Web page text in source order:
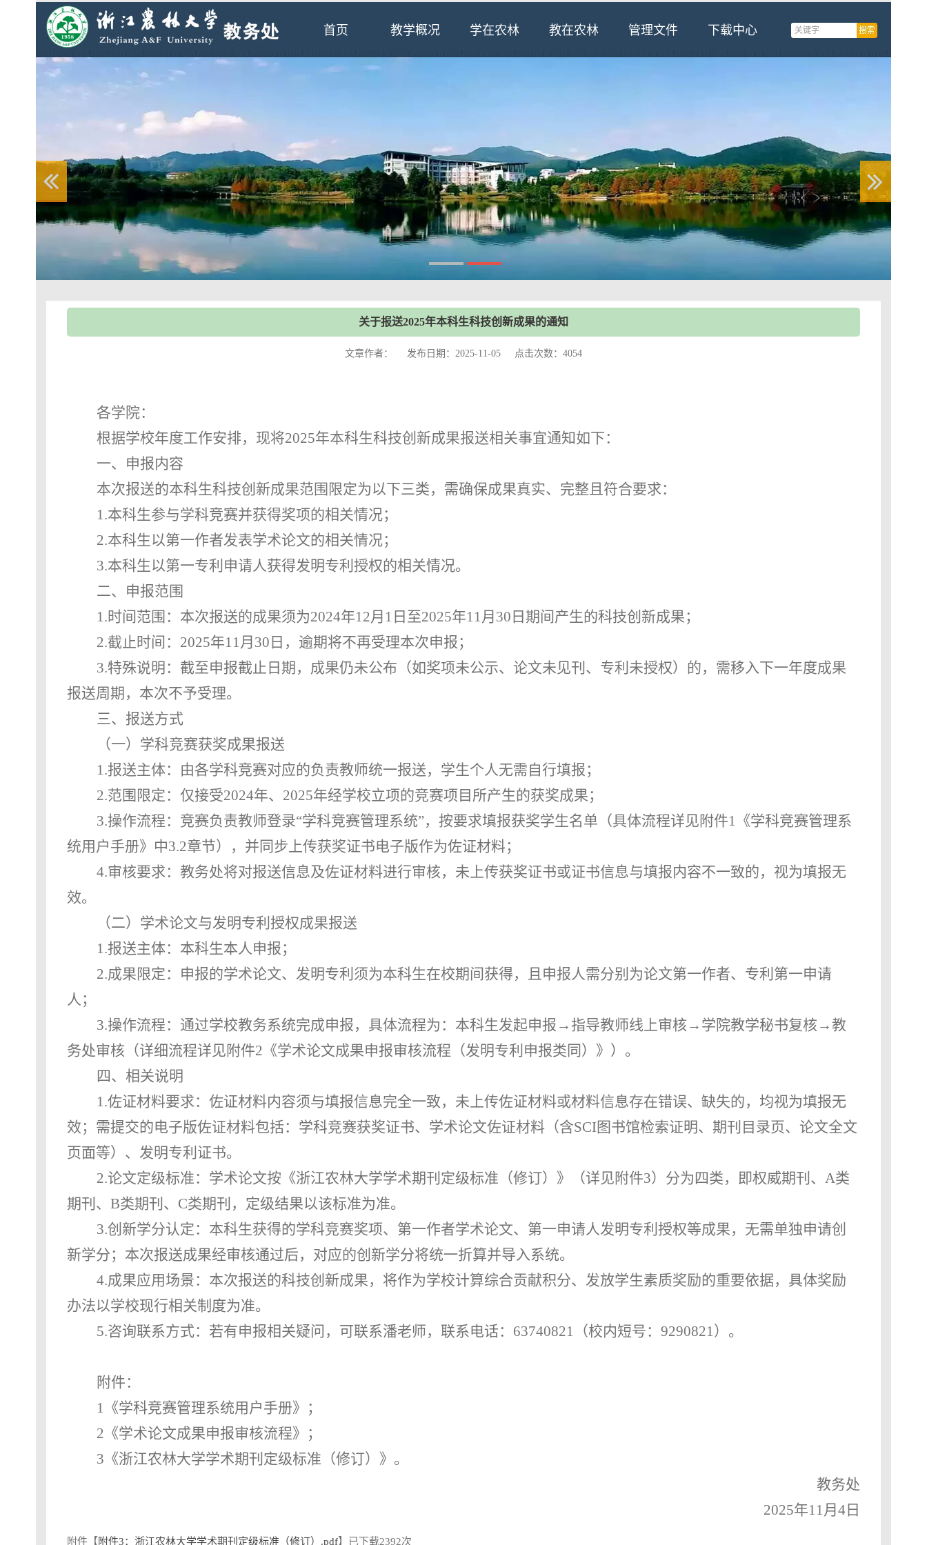
首页 教学概况 学在农林 教在农林 管理文件 下载中心
关于报送2025年本科生科技创新成果的通知
文章作者： 发布日期：2025-11-05 点击次数： 4054
各学院：
根据学校年度工作安排，现将2025年本科生科技创新成果报送相关事宜通知如下：
一、申报内容
本次报送的本科生科技创新成果范围限定为以下三类，需确保成果真实、完整且符合要求：
1.本科生参与学科竞赛并获得奖项的相关情况；
2.本科生以第一作者发表学术论文的相关情况；
3.本科生以第一专利申请人获得发明专利授权的相关情况。
二、申报范围
1.时间范围：本次报送的成果须为2024年12月1日至2025年11月30日期间产生的科技创新成果；
2.截止时间： 2025年11月30日，逾期将不再受理本次申报；
3.特殊说明：截至申报截止日期，成果仍未公布（如奖项未公示、论文未见刊、专利未授权）的，需移入下一年度成果
报送周期，本次不予受理。
三、 报送方式
（一）学科竞赛获奖成果报送
1.报送主体：由各学科竞赛对应的负责教师统一报送，学生个人无需自行填报；
2.范围限定：仅接受2024年、2025年经学校立项的竞赛项目所产生的获奖成果；
3.操作流程：竞赛负责教师登录“学科竞赛管理系统”，按要求填报获奖学生名单（具体流程详见附件1《学科竞赛管理系
统用户手册》中3.2章节），并同步上传获奖证书电子版作为佐证材料；
4.审核要求：教务处将对报送信息及佐证材料进行审核，未上传获奖证书或证书信息与填报内容不一致的，视为填报无
效。
（二）学术论文与发明专利授权成果报送
1.报送主体：本科生本人申报；
2.成果限定：申报的学术论文、发明专利须为本科生在校期间获得，且申报人需分别为论文第一作者、专利第一申请
人；
3.操作流程：通过学校教务系统完成申报，具体流程为：本科生发起申报 →指导教师线上审核→学院教学秘书复核→教
务处审核（详细流程详见附件2《学术论文成果申报审核流程（发明专利申报类同）》）。
四、相关说明
1.佐证材料要求： 佐证材料内容须与填报信息完全一致，未上传佐证材料或材料信息存在错误、缺失的，均视为填报无
效；需提交的电子版佐证材料包括：学科竞赛获奖证书、学术论文佐证材料（含SCI图书馆检索证明、期刊目录页、论文全文
页面等）、发明专利证书。
2.论文定级标准：学术论文按《浙江农林大学学术期刊定级标准（修订）》（详见附件3）分为四类，即权威期刊、A类
期刊、B类期刊、C类期刊，定级结果以该标准为准。
3.创新学分认定：本科生获得的学科竞赛奖项、第一作者学术论文、第一申请人发明专利授权等成果，无需单独申请创
新学分；本次报送成果经审核通过后，对应的创新学分将统一折算并导入系统。
4.成果应用场景：本次报送的科技创新成果，将作为学校计算综合贡献积分、发放学生素质奖励的重要依据，具体奖励
办法以学校现行相关制度为准。
5.咨询联系方式：若有申报相关疑问，可联系潘老师，联系电话： 63740821（校内短号：9290821）。
附件：
1《学科竞赛管理系统用户手册》 ；
2《学术论文成果申报审核流程》 ；
3 《浙江农林大学学术期刊定级标准（修订）》 。
教务处
2025年11月4日
附件【 附件3：浙江农林大学学术期刊定级标准（修订）.pdf】已下载2392次